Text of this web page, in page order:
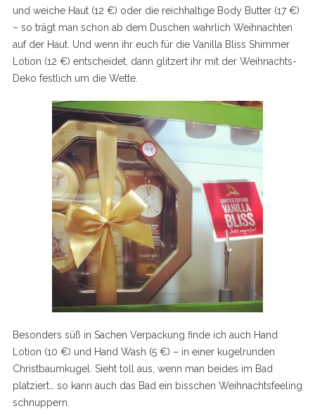
und weiche Haut (12 €) oder die reichhaltige Body Butter (17 €)
– so trägt man schon ab dem Duschen wahrlich Weihnachten
auf der Haut. Und wenn ihr euch für die Vanilla Bliss Shimmer
Lotion (12 €) entscheidet, dann glitzert ihr mit der Weihnachts-
Deko festlich um die Wette.
Besonders süß in Sachen Verpackung finde ich auch Hand
Lotion (10 €) und Hand Wash (5 €) – in einer kugelrunden
Christbaumkugel. Sieht toll aus, wenn man beides im Bad
platziert… so kann auch das Bad ein bisschen Weihnachtsfeeling
schnuppern.